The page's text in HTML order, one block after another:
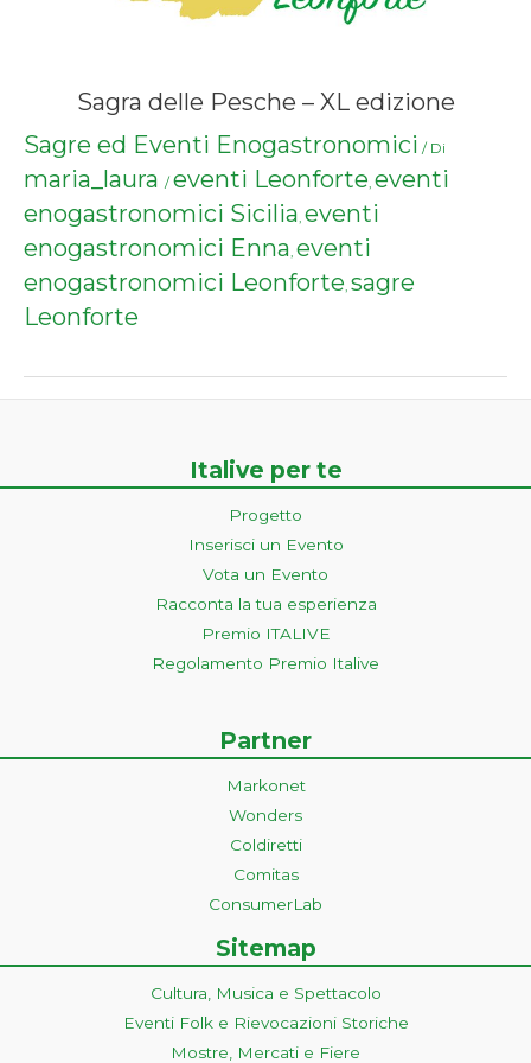
Sagra delle Pesche – XL edizione
Sagre ed Eventi Enogastronomici / Di
maria_laura / eventi Leonforte, eventi
enogastronomici Sicilia, eventi
enogastronomici Enna, eventi
enogastronomici Leonforte, sagre
Leonforte
Italive per te
Progetto
Inserisci un Evento
Vota un Evento
Racconta la tua esperienza
Premio ITALIVE
Regolamento Premio Italive
Partner
Markonet
Wonders
Coldiretti
Comitas
ConsumerLab
Sitemap
Cultura, Musica e Spettacolo
Eventi Folk e Rievocazioni Storiche
Mostre, Mercati e Fiere